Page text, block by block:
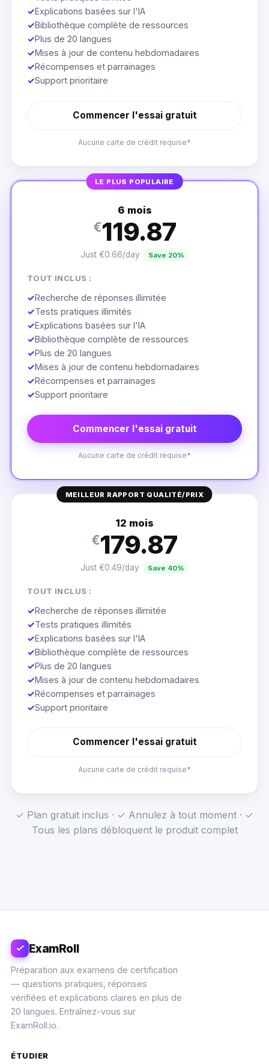
✓Explications basées sur l'IA
✓Bibliothèque complète de ressources
✓Plus de 20 langues
✓Mises à jour de contenu hebdomadaires
✓Récompenses et parrainages
✓Support prioritaire
Commencer l'essai gratuit
Aucune carte de crédit requise*
LE PLUS POPULAIRE
6 mois
€119.87
Just €0.66/day Save 20%
TOUT INCLUS :
✓Recherche de réponses illimitée
✓Tests pratiques illimités
✓Explications basées sur l'IA
✓Bibliothèque complète de ressources
✓Plus de 20 langues
✓Mises à jour de contenu hebdomadaires
✓Récompenses et parrainages
✓Support prioritaire
Commencer l'essai gratuit
Aucune carte de crédit requise*
MEILLEUR RAPPORT QUALITÉ/PRIX
12 mois
€179.87
Just €0.49/day Save 40%
TOUT INCLUS :
✓Recherche de réponses illimitée
✓Tests pratiques illimités
✓Explications basées sur l'IA
✓Bibliothèque complète de ressources
✓Plus de 20 langues
✓Mises à jour de contenu hebdomadaires
✓Récompenses et parrainages
✓Support prioritaire
Commencer l'essai gratuit
Aucune carte de crédit requise*
✓ Plan gratuit inclus · ✓ Annulez à tout moment · ✓
Tous les plans débloquent le produit complet
ExamRoll
Préparation aux examens de certification
— questions pratiques, réponses
vérifiées et explications claires en plus de
20 langues. Entraînez-vous sur
ExamRoll.io.
ÉTUDIER